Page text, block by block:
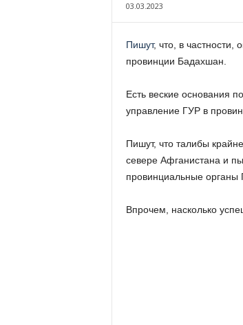
03.03.2023
Пишут, что, в частности,
провинции Бадахшан.
Есть веские основания
управление ГУР в
Пишут, что талибы
севере Афганистана и
провинциальные органы
Впрочем, насколько